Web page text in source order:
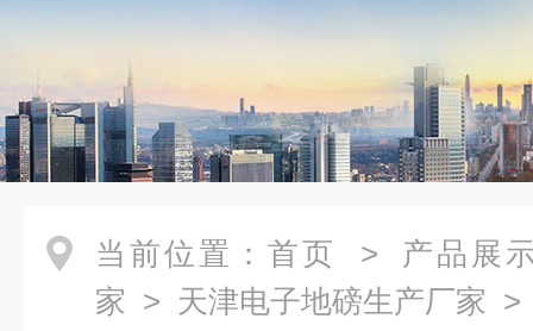
当前位置： 首页 > 产品展
家 > 天津电子地磅生产厂家 >